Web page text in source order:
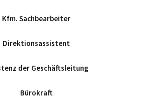
Kfm. Sachbearbeiter
Direktionsassistent
der Geschäftsleitung
Bürokraft